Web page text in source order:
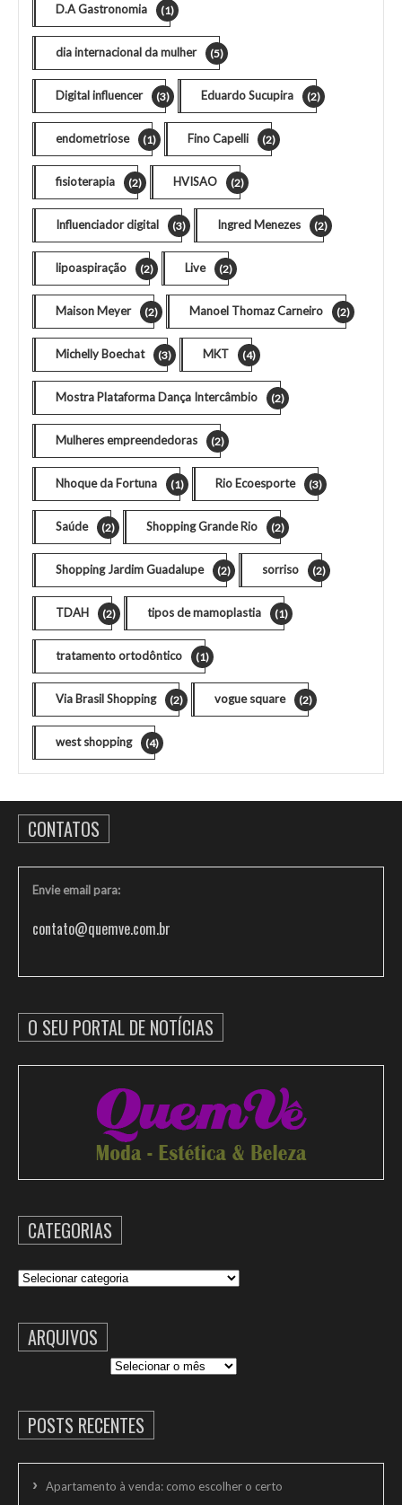
D.A Gastronomia (1)
dia internacional da mulher (5)
Digital influencer (3) Eduardo Sucupira (2)
endometriose (1) Fino Capelli (2)
fisioterapia (2) HVISAO (2)
Influenciador digital (3) Ingred Menezes (2)
lipoaspiração (2) Live (2)
Maison Meyer (2) Manoel Thomaz Carneiro (2)
Michelly Boechat (3) MKT (4)
Mostra Plataforma Dança Intercâmbio (2)
Mulheres empreendedoras (2)
Nhoque da Fortuna (1) Rio Ecoesporte (3)
Saúde (2) Shopping Grande Rio (2)
Shopping Jardim Guadalupe (2) sorriso (2)
TDAH (2) tipos de mamoplastia (1)
tratamento ortodôntico (1)
Via Brasil Shopping (2) vogue square (2)
west shopping (4)
CONTATOS
Envie email para:
contato@quemve.com.br
O SEU PORTAL DE NOTÍCIAS
CATEGORIAS
Categorias
ARQUIVOS
POSTS RECENTES
Apartamento à venda: como escolher o certo